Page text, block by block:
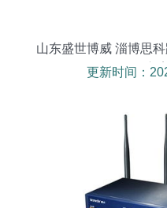
山东盛世博威 淄博思
方
更新时间：